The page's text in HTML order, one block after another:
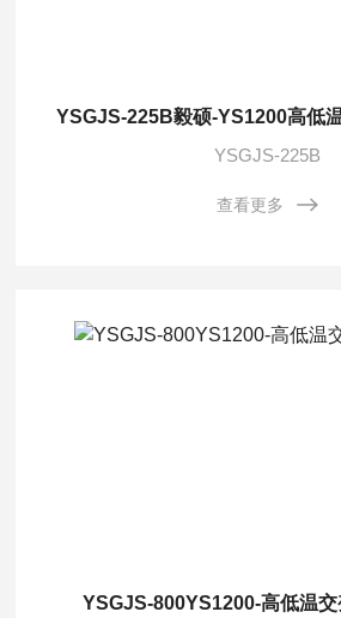
YSGJS-225B毅硕-YS1200高低
YSGJS-225B
查看更多
YSGJS-800YS1200-高低温